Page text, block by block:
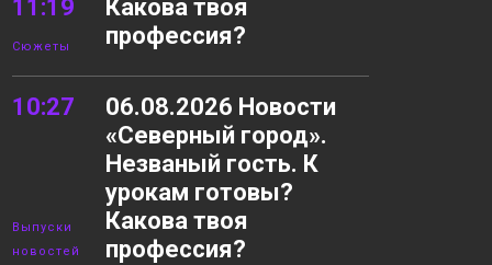
11:19
Сюжеты
Какова твоя
профессия?
10:27
Выпуски
новостей
06.08.2026 Новости
«Северный город».
Незваный гость. К
урокам готовы?
Какова твоя
профессия?